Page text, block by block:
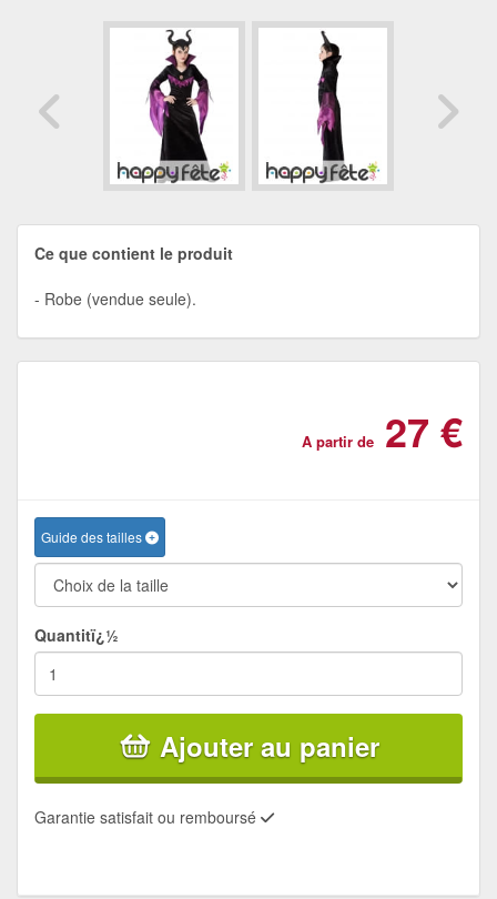
Ce que contient le produit
Robe (vendue seule).
A partir de 27 €
Guide des tailles
Quantitï¿½
Ajouter au panier
Garantie satisfait ou remboursé